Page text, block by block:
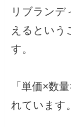
リブランデ
えるという
す。
「単価×数
れています。